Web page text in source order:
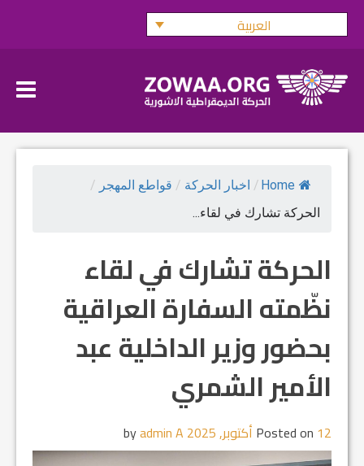
Skip
العربية
Home
/ اخبار الحركة / قواطع المهجر /
الحركة تشارك في لقاء...
الحركة تشارك في لقاء
نظّمته السفارة العراقية
بحضور وزير الداخلية عبد
الأمير الشمري
Posted on 12 أكتوبر, 2025 admin A